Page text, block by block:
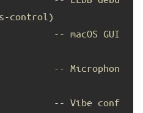
control)
gui
-- macOS GUI
-- Microphon
-- Vibe conf